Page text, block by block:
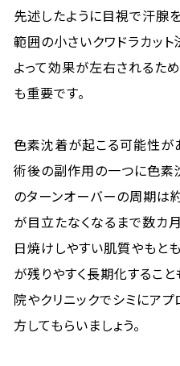
先述したように目視で汗腺
範囲の小さいクワドラカッ
よって効果が左右されるた
も重要です。
色素沈着が起こる可能性が
術後の副作用の一つに色素
のターンオーバーの周期は
が目立たなくなるまで数カ
日焼けしやすい肌質やもと
が残りやすく長期化するこ
院やクリニックでシミにア
方してもらいましょう。